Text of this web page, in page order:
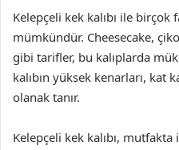
Kelepçeli kek kalıbı ile birçok
mümkündür. Cheesecake,
gibi tarifler, bu kalıplarda
kalıbın yüksek kenarları, kat
olanak tanır.
Kelepçeli kek kalıbı,